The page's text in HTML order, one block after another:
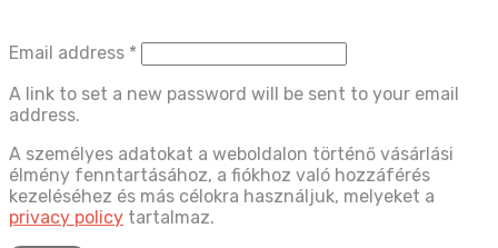
Email address *
A link to set a new password will be sent to your email
address.
A személyes adatokat a weboldalon történő vásárlási
élmény fenntartásához, a fiókhoz való hozzáférés
kezeléséhez és más célokra használjuk, melyeket a
privacy policy tartalmaz.